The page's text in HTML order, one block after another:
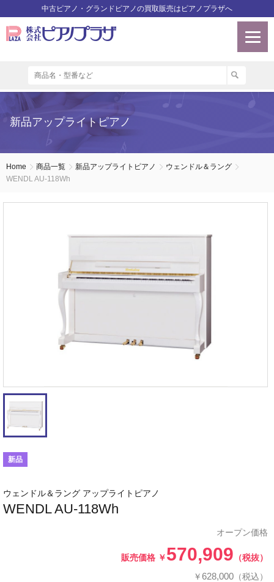
中古ピアノ・グランドピアノの買取販売はピアノプラザへ
新品アップライトピアノ
Home 商品一覧 新品アップライトピアノ
ウェンドル＆ラング
WENDL AU-118Wh
新品
ウェンドル＆ラング アップライトピアノ
WENDL AU-118Wh
オープン価格
販売価格 ￥570,909 （税抜）
￥628,000 （税込）